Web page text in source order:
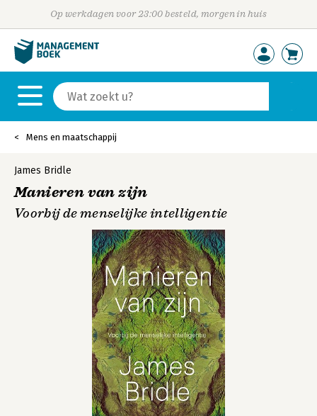
Op werkdagen voor 23:00 besteld, morgen in huis
Mens en maatschappij
James Bridle
Manieren van zijn
Voorbij de menselijke intelligentie